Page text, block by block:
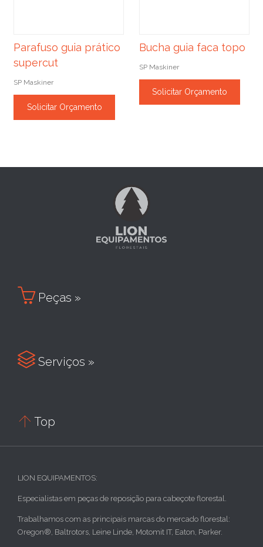
Parafuso guia prático
supercut
SP Maskiner
Solicitar Orçamento
Bucha guia faca topo
SP Maskiner
Solicitar Orçamento
 Peças »
 Serviços »
 Top
LION EQUIPAMENTOS:
Especialistas em peças de reposição para cabeçote florestal.
Trabalhamos com as principais marcas do mercado florestal:
Oregon®, Baltrotors, Leine Linde, Motomit IT, Eaton, Parker.